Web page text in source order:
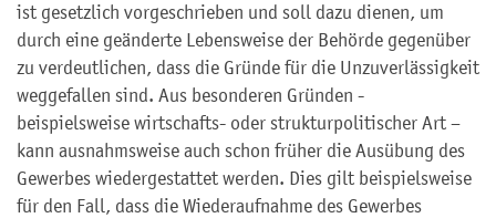
ist gesetzlich vorgeschrieben und soll dazu dienen, um
durch eine geänderte Lebensweise der Behörde gegenüber
zu verdeutlichen, dass die Gründe für die Unzuverlässigkeit
weggefallen sind. Aus besonderen Gründen -
beispielsweise wirtschafts- oder strukturpolitischer Art –
kann ausnahmsweise auch schon früher die Ausübung des
Gewerbes wiedergestattet werden. Dies gilt beispielsweise
für den Fall, dass die Wiederaufnahme des Gewerbes